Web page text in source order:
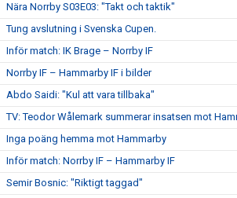
Nära Norrby S03E03: "Takt och taktik"
Tung avslutning i Svenska Cupen.
Inför match: IK Brage – Norrby IF
Norrby IF – Hammarby IF i bilder
Abdo Saidi: "Kul att vara tillbaka"
TV: Teodor Wålemark summerar insatsen mot
Inga poäng hemma mot Hammarby
Inför match: Norrby IF – Hammarby IF
Semir Bosnic: "Riktigt taggad"